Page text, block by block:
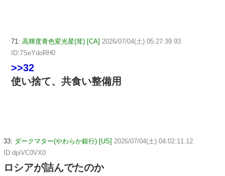
71: 高輝度青色変光星(茸) [CA] 2026/07/04(土) 05:27:39.93
ID:7SeYdoRH0
>>32
使い捨て、共食い整備用
33: ダークマター(やわらか銀行) [US] 2026/07/04(土) 04:02:11.12
ID:dpiVC0VX0
ロシアが詰んでたのか